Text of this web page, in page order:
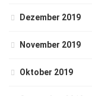
Dezember 2019
November 2019
Oktober 2019